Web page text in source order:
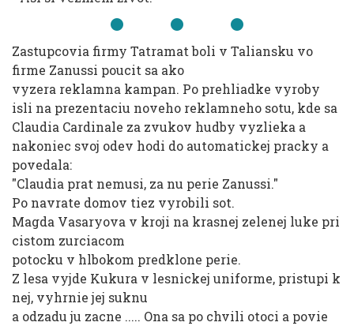
Zastupcovia firmy Tatramat boli v Taliansku vo
firme Zanussi poucit sa ako
vyzera reklamna kampan. Po prehliadke vyroby
isli na prezentaciu noveho reklamneho sotu, kde sa
Claudia Cardinale za zvukov hudby vyzlieka a
nakoniec svoj odev hodi do automatickej pracky a
povedala:
"Claudia prat nemusi, za nu perie Zanussi."
Po navrate domov tiez vyrobili sot.
Magda Vasaryova v kroji na krasnej zelenej luke pri
cistom zurciacom
potocku v hlbokom predklone perie.
Z lesa vyjde Kukura v lesnickej uniforme, pristupi k
nej, vyhrnie jej suknu
a odzadu ju zacne ..... Ona sa po chvili otoci a povie